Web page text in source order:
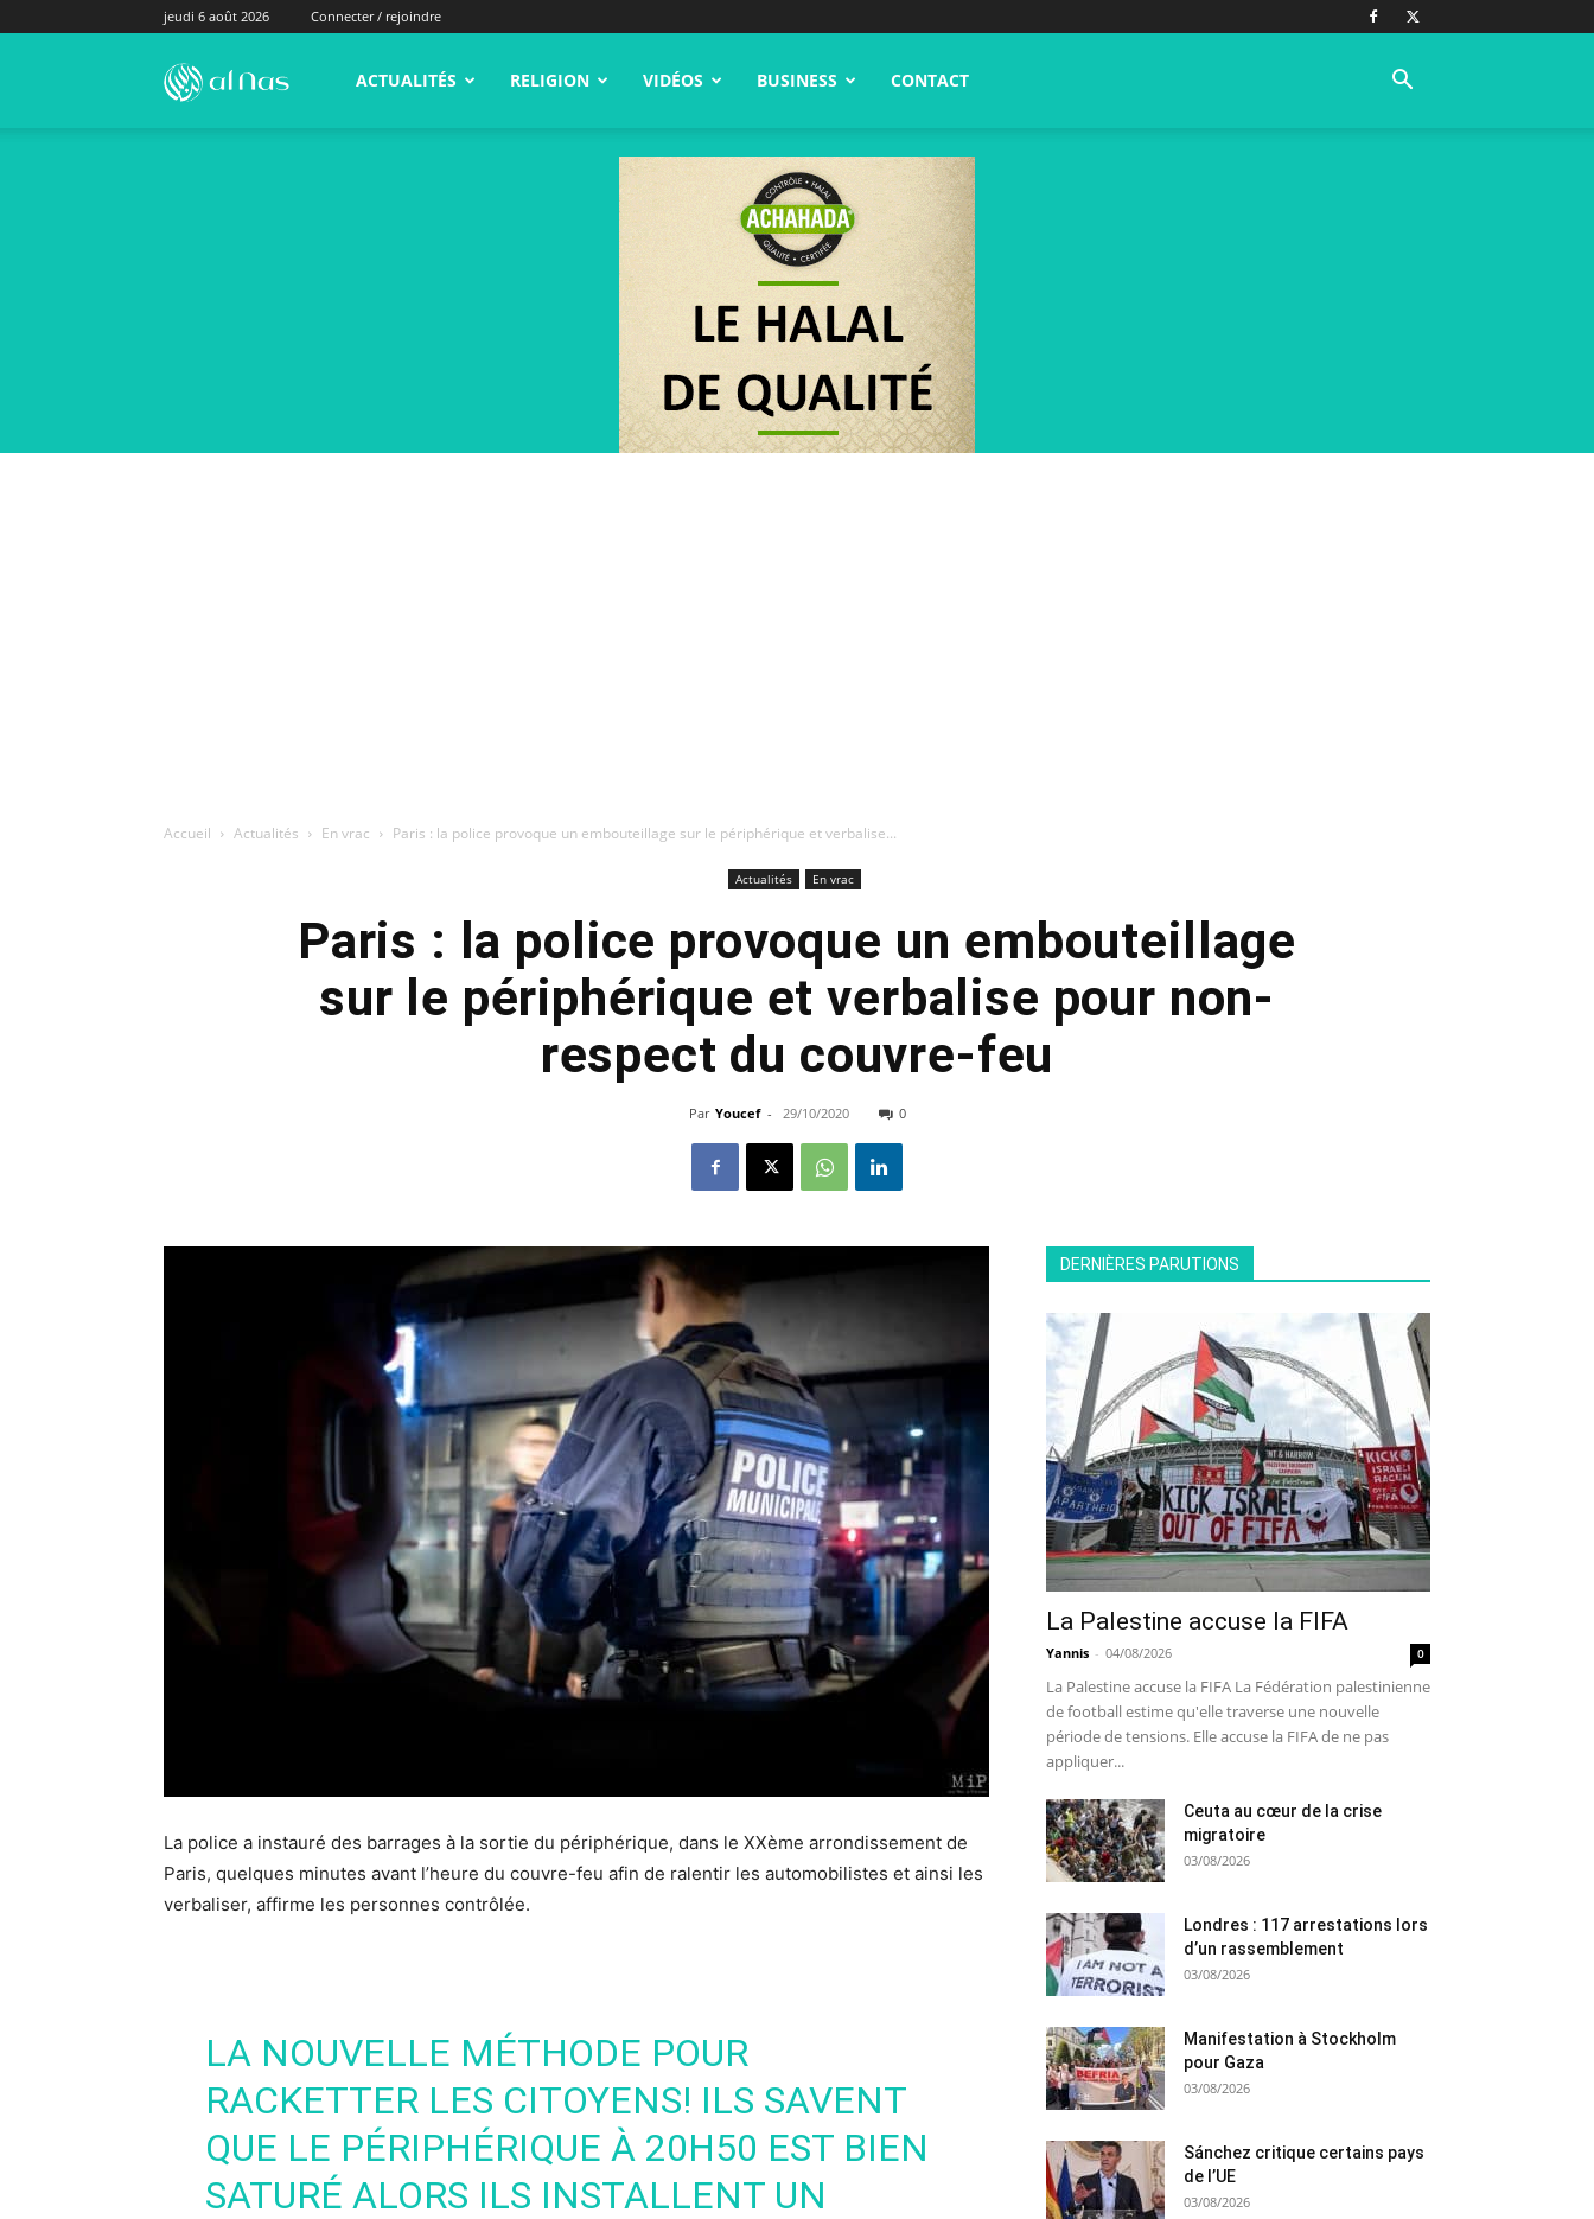
jeudi 6 août 2026 Connecter / rejoindre
alNas.fr ACTUALITÉS RELIGION VIDÉOS BUSINESS CONTACT
Accueil Actualités En vrac Paris : la police provoque un embouteillage sur le périphérique et verbalise...
Actualités En vrac
Paris : la police provoque un embouteillage
sur le périphérique et verbalise pour non-
respect du couvre-feu
Par Youcef - 29/10/2020 0
La police a instauré des barrages à la sortie du périphérique, dans le XXème arrondissement de
Paris, quelques minutes avant l’heure du couvre-feu afin de ralentir les automobilistes et ainsi les
verbaliser, affirme les personnes contrôlée.
LA NOUVELLE MÉTHODE POUR
RACKETTER LES CITOYENS! ILS SAVENT
QUE LE PÉRIPHÉRIQUE À 20H50 EST BIEN
SATURÉ ALORS ILS INSTALLENT UN
DERNIÈRES PARUTIONS
La Palestine accuse la FIFA
Yannis - 04/08/2026 0
La Palestine accuse la FIFA La Fédération palestinienne
de football estime qu'elle traverse une nouvelle
période de tensions. Elle accuse la FIFA de ne pas
appliquer...
Ceuta au cœur de la crise
migratoire
03/08/2026
Londres : 117 arrestations lors
d’un rassemblement
03/08/2026
Manifestation à Stockholm
pour Gaza
03/08/2026
Sánchez critique certains pays
de l’UE
03/08/2026